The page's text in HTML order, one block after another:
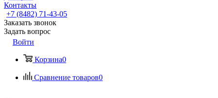
Контакты
+7 (8482) 71-43-05
Заказать звонок
Задать вопрос
Войти
Корзина0
Сравнение товаров0